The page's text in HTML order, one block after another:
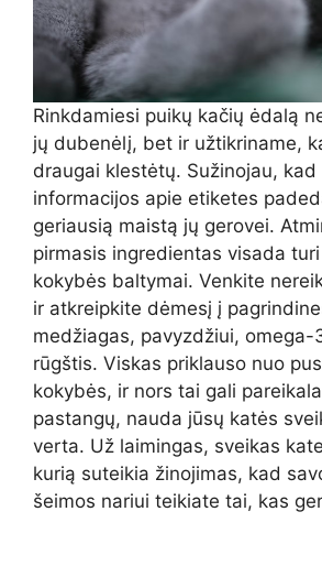
Rinkdamiesi puikų kačių ėdalą
jų dubenėlį, bet ir užtikriname,
draugai klestėtų. Sužinojau,
informacijos apie etiketes
geriausią maistą jų gerovei.
pirmasis ingredientas visada
kokybės baltymai. Venkite
ir atkreipkite dėmesį į
medžiagas, pavyzdžiui, omega-
rūgštis. Viskas priklauso nuo
kokybės, ir nors tai gali
pastangų, nauda jūsų katės
verta. Už laimingas, sveikas
kurią suteikia žinojimas, kad
šeimos nariui teikiate tai, kas